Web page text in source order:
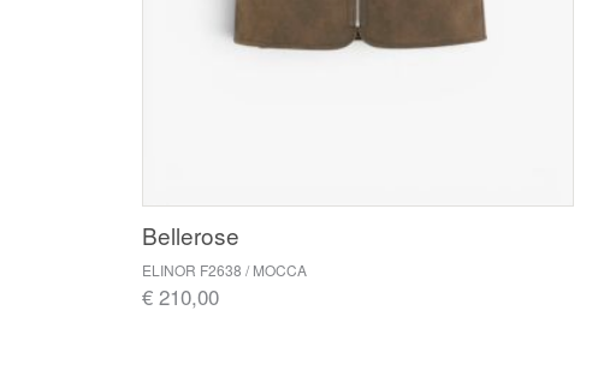
Bellerose
ELINOR F2638 / MOCCA
€ 210,00